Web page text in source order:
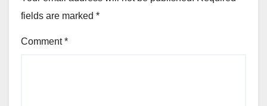
fields are marked *
Comment*